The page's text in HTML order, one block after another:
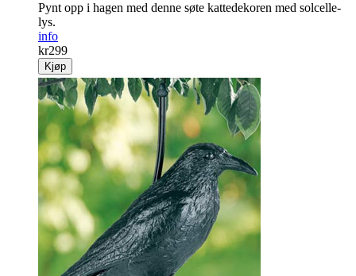
Pynt opp i hagen med denne søte kattedekoren med solcelle­
lys.
info
kr299
Kjøp